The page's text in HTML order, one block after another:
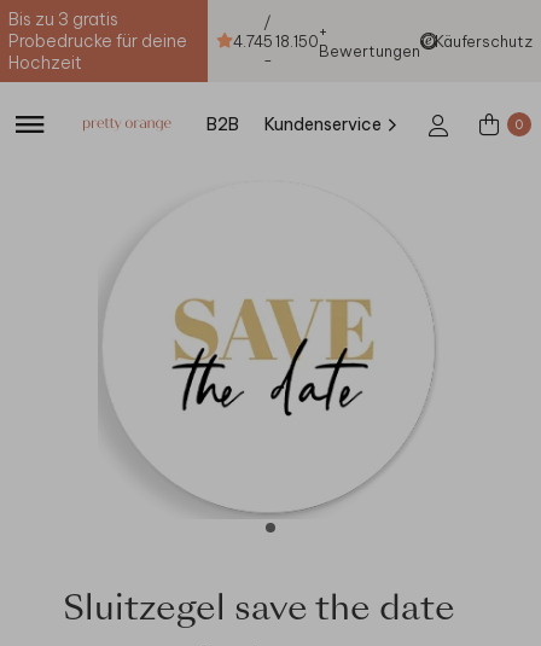
Bis zu 3 gratis
Probedrucke für deine
Hochzeit
4.74
/
5
-
18.150+
Bewertungen
Käuferschutz
B2B Kundenservice 0
Sluitzegel save the date